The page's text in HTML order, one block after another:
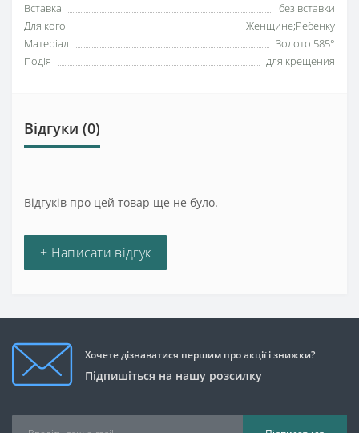
Вставка
без вставки
Для кого
Женщине;Ребенку
Матеріал
Золото 585°
Подія
для крещения
Відгуки (0)
Відгуків про цей товар ще не було.
+ Написати відгук
Хочете дізнаватися першим про акції і знижки?
Підпишіться на нашу розсилку